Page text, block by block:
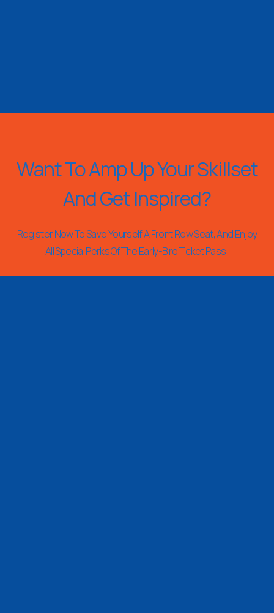
Want To Amp Up Your Skillset
And Get Inspired?
Register Now To Save Yourself A Front Row Seat, And Enjoy
All Special Perks Of The Early-Bird Ticket Pass!